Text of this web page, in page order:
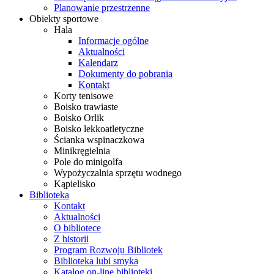
Planowanie przestrzenne
Obiekty sportowe
Hala
Informacje ogólne
Aktualności
Kalendarz
Dokumenty do pobrania
Kontakt
Korty tenisowe
Boisko trawiaste
Boisko Orlik
Boisko lekkoatletyczne
Ścianka wspinaczkowa
Minikręgielnia
Pole do minigolfa
Wypożyczalnia sprzętu wodnego
Kąpielisko
Biblioteka
Kontakt
Aktualności
O bibliotece
Z historii
Program Rozwoju Bibliotek
Biblioteka lubi smyka
Katalog on-line biblioteki